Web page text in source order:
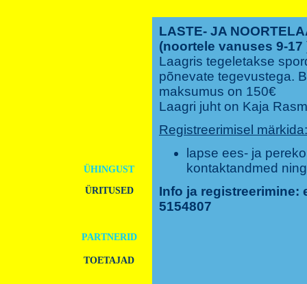
ÜHINGUST
ÜRITUSED
PARTNERID
TOETAJAD
LASTE- JA
(noortele vanuses 9-17
Laagris tegeletakse
põnevate tegevustega.
maksumus on 150€
Laagri juht on Kaja
Registreerimisel märkida:
lapse ees- ja
kontaktandmed
Info ja registreerimine:
5154807